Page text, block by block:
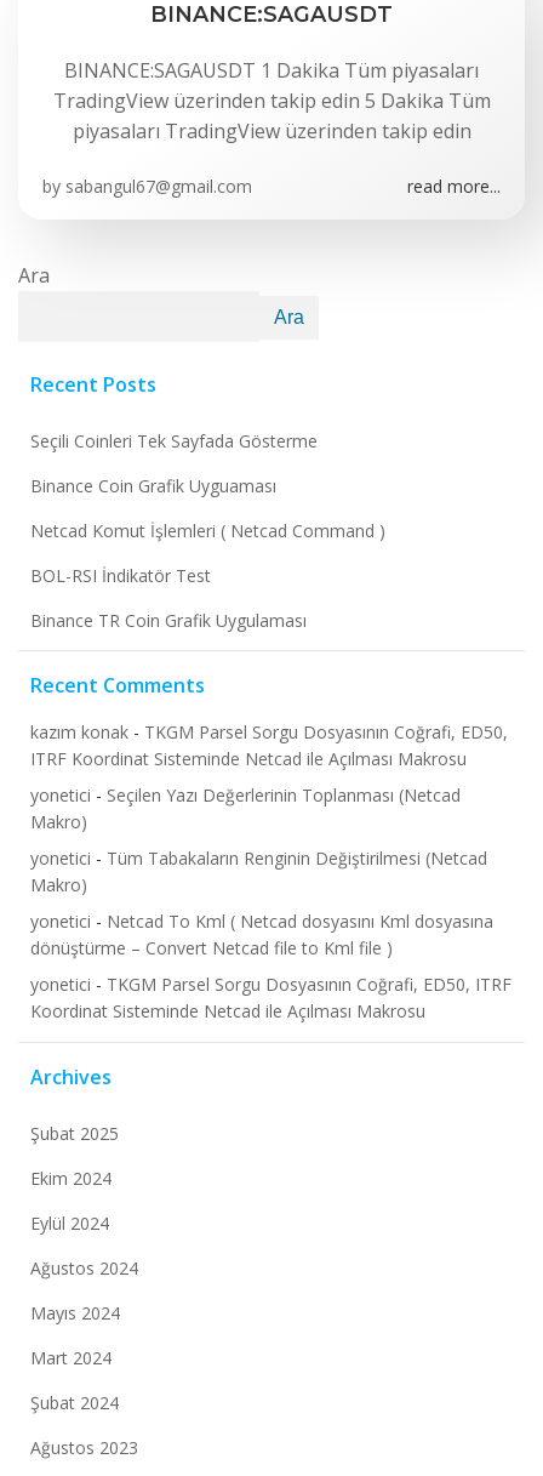
BINANCE:SAGAUSDT
BINANCE:SAGAUSDT 1 Dakika Tüm piyasaları
TradingView üzerinden takip edin 5 Dakika Tüm
piyasaları TradingView üzerinden takip edin
by sabangul67@gmail.com read more...
Ara
Ara
Recent Posts
Seçili Coinleri Tek Sayfada Gösterme
Binance Coin Grafik Uyguaması
Netcad Komut İşlemleri ( Netcad Command )
BOL-RSI İndikatör Test
Binance TR Coin Grafik Uygulaması
Recent Comments
kazım konak - TKGM Parsel Sorgu Dosyasının Coğrafi, ED50,
ITRF Koordinat Sisteminde Netcad ile Açılması Makrosu
yonetici - Seçilen Yazı Değerlerinin Toplanması (Netcad
Makro)
yonetici - Tüm Tabakaların Renginin Değiştirilmesi (Netcad
Makro)
yonetici - Netcad To Kml ( Netcad dosyasını Kml dosyasına
dönüştürme – Convert Netcad file to Kml file )
yonetici - TKGM Parsel Sorgu Dosyasının Coğrafi, ED50, ITRF
Koordinat Sisteminde Netcad ile Açılması Makrosu
Archives
Şubat 2025
Ekim 2024
Eylül 2024
Ağustos 2024
Mayıs 2024
Mart 2024
Şubat 2024
Ağustos 2023